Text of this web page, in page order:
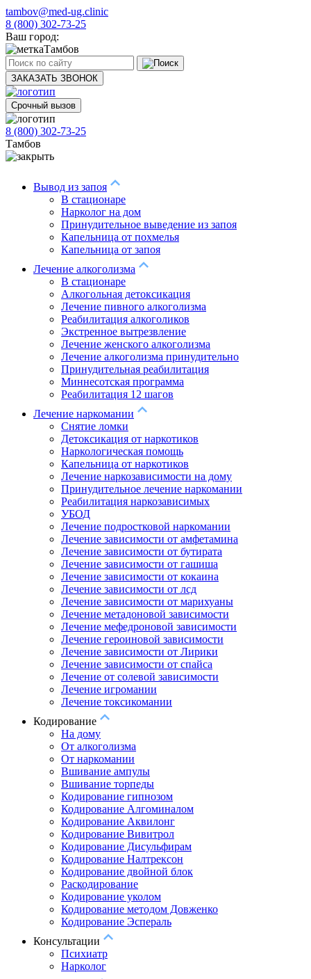
tambov@med-ug.clinic
8 (800) 302-73-25
Ваш город:
Тамбов
ЗАКАЗАТЬ ЗВОНОК
Срочный вызов
8 (800) 302-73-25
Тамбов
Вывод из запоя
В стационаре
Нарколог на дом
Принудительное выведение из запоя
Капельница от похмелья
Капельница от запоя
Лечение алкоголизма
В стационаре
Алкогольная детоксикация
Лечение пивного алкоголизма
Реабилитация алкоголиков
Экстренное вытрезвление
Лечение женского алкоголизма
Лечение алкоголизма принудительно
Принудительная реабилитация
Миннесотская программа
Реабилитация 12 шагов
Лечение наркомании
Снятие ломки
Детоксикация от наркотиков
Наркологическая помощь
Капельница от наркотиков
Лечение наркозависимости на дому
Принудительное лечение наркомании
Реабилитация наркозависимых
УБОД
Лечение подростковой наркомании
Лечение зависимости от амфетамина
Лечение зависимости от бутирата
Лечение зависимости от гашиша
Лечение зависимости от кокаина
Лечение зависимости от лсд
Лечение зависимости от марихуаны
Лечение метадоновой зависимости
Лечение мефедроновой зависимости
Лечение героиновой зависимости
Лечение зависимости от Лирики
Лечение зависимости от спайса
Лечение от солевой зависимости
Лечение игромании
Лечение токсикомании
Кодирование
На дому
От алкоголизма
От наркомании
Вшивание ампулы
Вшивание торпеды
Кодирование гипнозом
Кодирование Алгоминалом
Кодирование Аквилонг
Кодирование Вивитрол
Кодирование Дисульфирам
Кодирование Налтрексон
Кодирование двойной блок
Раскодирование
Кодирование уколом
Кодирование методом Довженко
Кодирование Эспераль
Консультации
Психиатр
Нарколог